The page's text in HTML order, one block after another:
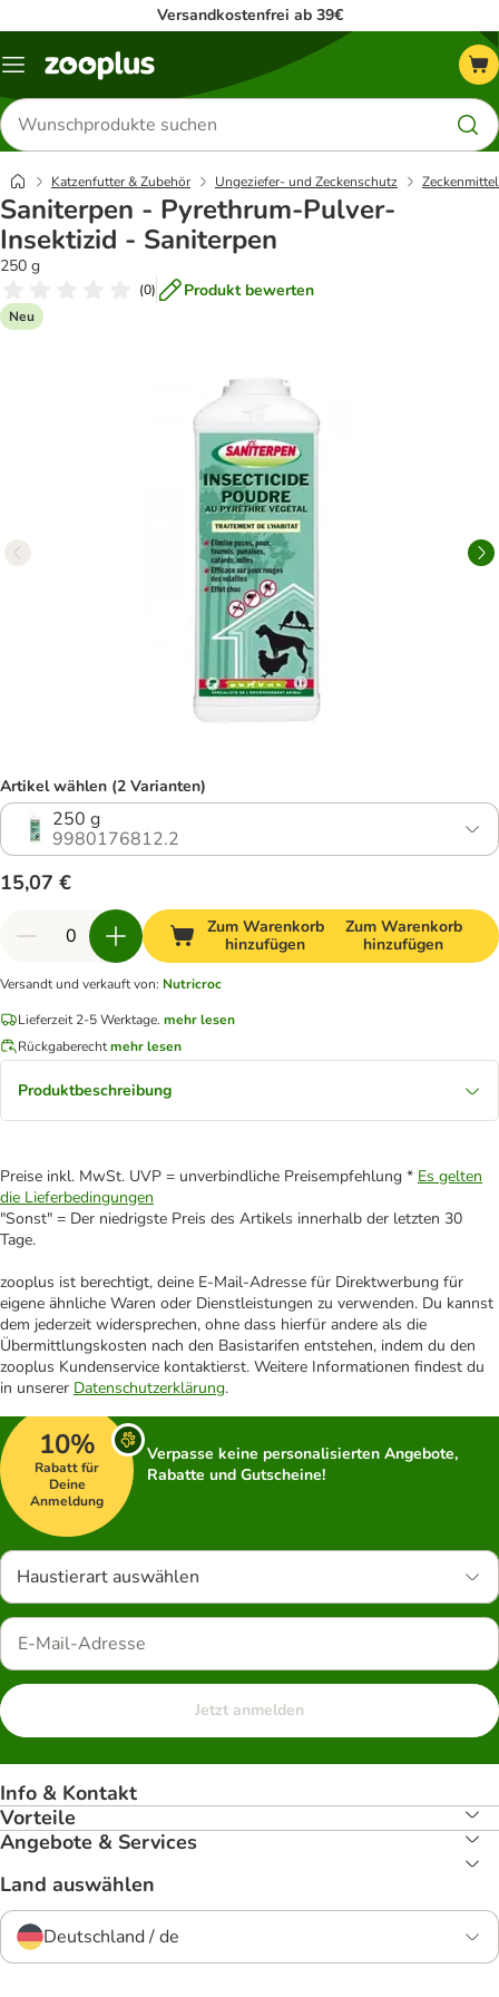
Versandkostenfrei ab 39€
Menü
Produkte
suchen
Katzenfutter & Zubehör Ungeziefer- und Zeckenschutz Zeckenmittel
Saniterpen - Pyrethrum-Pulver-
Insektizid - Saniterpen
250 g
(0) Produkt bewerten
Neu
Artikel wählen (2 Varianten)
250 g
9980176812.2
15,07 €
Zum Warenkorb
hinzufügen
Zum Warenkorb
hinzufügen
Versandt und verkauft von: Nutricroc
Lieferzeit 2-5 Werktage. mehr lesen
Rückgaberechtmehr lesen
Produktbeschreibung
Preise inkl. MwSt. UVP = unverbindliche Preisempfehlung * Es gelten
die Lieferbedingungen
"Sonst" = Der niedrigste Preis des Artikels innerhalb der letzten 30
Tage.
zooplus ist berechtigt, deine E-Mail-Adresse für Direktwerbung für
eigene ähnliche Waren oder Dienstleistungen zu verwenden. Du kannst
dem jederzeit widersprechen, ohne dass hierfür andere als die
Übermittlungskosten nach den Basistarifen entstehen, indem du den
zooplus Kundenservice kontaktierst. Weitere Informationen findest du
in unserer Datenschutzerklärung.
10%
Rabatt für
Deine
Anmeldung
Verpasse keine personalisierten Angebote,
Rabatte und Gutscheine!
Haustierart auswählen
Jetzt anmelden
Info & Kontakt
Vorteile
Angebote & Services
Land auswählen
Deutschland / de